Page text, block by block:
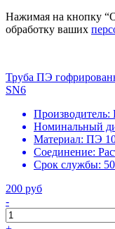
Нажимая на кнопку
обработку ваших
Труба ПЭ
SN6
Производитель:
Номинальный
Материал: ПЭ
Соединение:
Срок службы:
200 руб
-